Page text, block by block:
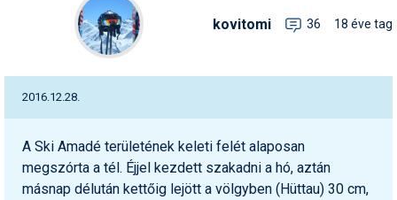
Korcsolya
Könyvajánló
Magazinok
Olvasnivaló
Pályázatok
kovitomi 36 18 éve tag
2016.12.28.
A Ski Amadé területének keleti felét alaposan
megszórta a tél. Éjjel kezdett szakadni a hó, aztán
másnap délután kettőig lejött a völgyben (Hüttau) 30 cm,